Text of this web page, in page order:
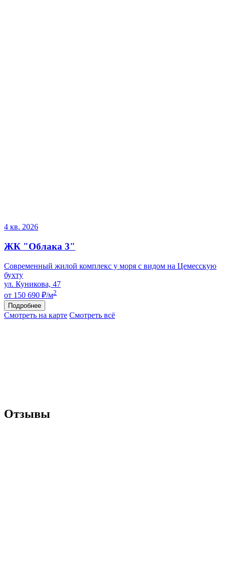
4 кв. 2026
ЖК "Облака 3"
Современный жилой комплекс у моря с видом на Цемесскую
бухту
ул. Куникова, 47
от 150 690 ₽/м2
Подробнее
Смотреть на карте Смотреть всё
Отзывы